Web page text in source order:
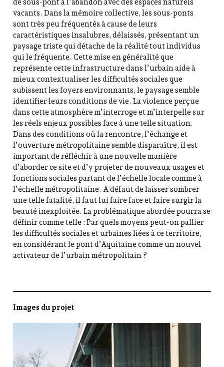
c
t
u
r
e
e
n
N
o
u
v
e
l
l
e
A
q
u
i
t
a
i
n
e
de sous-pont à l’abandon avec des espaces naturels
vacants. Dans la mémoire collective, les sous-ponts
sont très peu fréquentés à cause de leurs
caractéristiques insalubres, délaissés, présentant un
paysage triste qui détache de la réalité tout individus
qui le fréquente. Cette mise en généralité que
représente cette infrastructure dans l’urbain aide à
mieux contextualiser les difficultés sociales que
subissent les foyers environnants, le paysage semble
identifier leurs conditions de vie. La violence perçue
dans cette atmosphère m’interroge et m’interpelle sur
les réels enjeux possibles face à une telle situation.
Dans des conditions où la rencontre, l’échange et
l’ouverture métropolitaine semble disparaître, il est
important de réfléchir à une nouvelle manière
d’aborder ce site et d’y projeter de nouveaux usages et
fonctions sociales partant de l’échelle locale comme à
l’échelle métropolitaine. A défaut de laisser sombrer
une telle fatalité, il faut lui faire face et faire surgir la
beauté inexploitée. La problématique abordée pourra se
définir comme telle : Par quels moyens peut-on pallier
les difficultés sociales et urbaines liées à ce territoire,
en considérant le pont d’Aquitaine comme un nouvel
activateur de l’urbain métropolitain ?
Images du projet